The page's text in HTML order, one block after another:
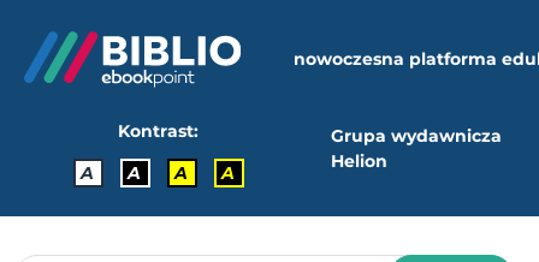
nowoczesna platforma
Kontrast:
A
A A A
Grupa wydawnicza
Helion